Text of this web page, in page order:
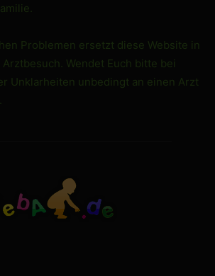
Problemen ersetzt diese Website in
Wendet Euch bitte bei
Unklarheiten unbedingt an einen Arzt